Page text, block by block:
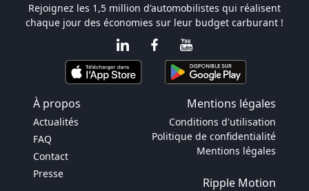
Rejoignez les 1,5 million d'automobilistes qui réalisent
chaque jour des économies sur leur budget carburant !
À propos Mentions légales
Actualités
FAQ
Contact
Presse
Conditions d'utilisation
Politique de confidentialité
Mentions légales
Ripple Motion